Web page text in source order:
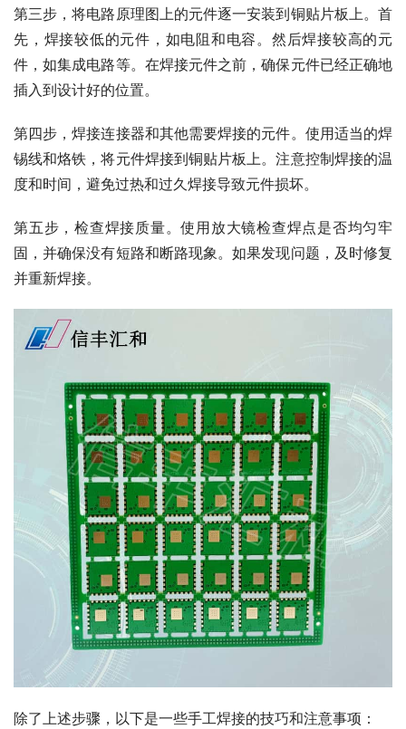
第三步，将电路原理图上的元件逐一安装到铜贴片板上。首
先，焊接较低的元件，如电阻和电容。然后焊接较高的元
件，如集成电路等。在焊接元件之前，确保元件已经正确地
插入到设计好的位置。
第四步，焊接连接器和其他需要焊接的元件。使用适当的焊
锡线和烙铁，将元件焊接到铜贴片板上。注意控制焊接的温
度和时间，避免过热和过久焊接导致元件损坏。
第五步，检查焊接质量。使用放大镜检查焊点是否均匀牢
固，并确保没有短路和断路现象。如果发现问题，及时修复
并重新焊接。
除了上述步骤，以下是一些手工焊接的技巧和注意事项：